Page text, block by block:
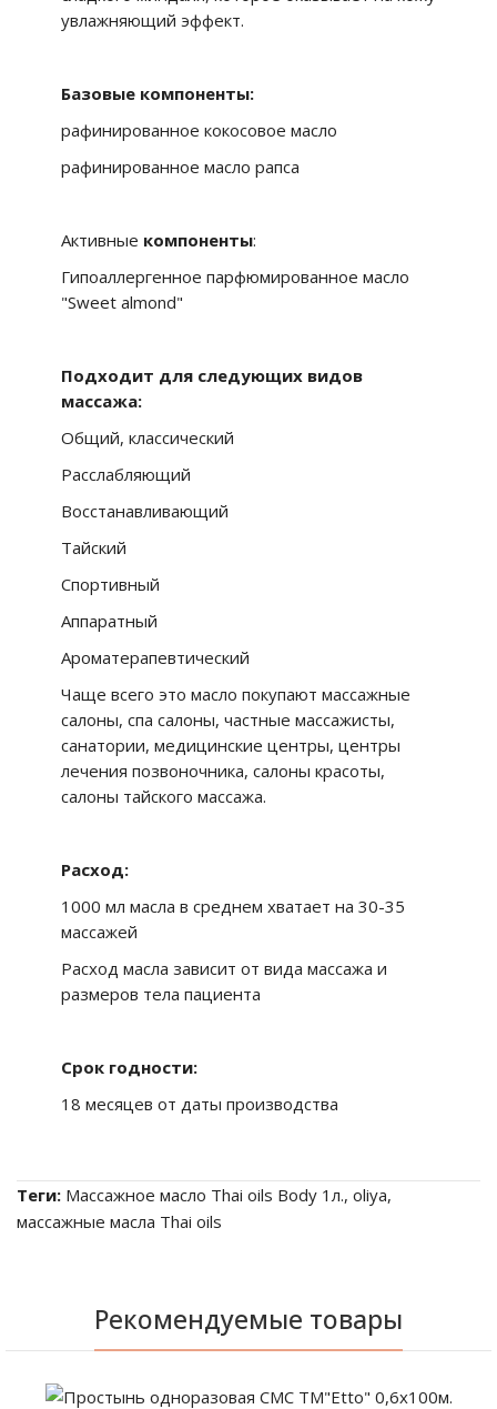
увлажняющий эффект.
Базовые компоненты:
рафинированное кокосовое масло
рафинированное масло рапса
Активные компоненты:
Гипоаллергенное парфюмированное масло
"Sweet almond"
Подходит для следующих видов
массажа:
Общий, классический
Расслабляющий
Восстанавливающий
Тайский
Спортивный
Аппаратный
Ароматерапевтический
Чаще всего это масло покупают массажные
салоны, спа салоны, частные массажисты,
санатории, медицинские центры, центры
лечения позвоночника, салоны красоты,
салоны тайского массажа.
Расход:
1000 мл масла в среднем хватает на 30-35
массажей
Расход масла зависит от вида массажа и
размеров тела пациента
Срок годности:
18 месяцев от даты производства
Теги: Массажное масло Thai oils Body 1л., oliya,
маcсажные масла Thai oils
Рекомендуемые товары